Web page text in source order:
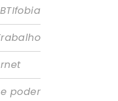
poder